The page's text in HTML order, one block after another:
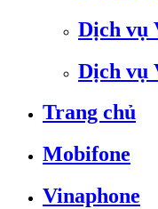
Dịch vụ
Dịch vụ
Trang chủ
Mobifone
Vinaphone